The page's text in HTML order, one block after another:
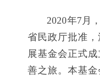
2020年7 月
省民政厅批准
展基金会正式
善之旅。本基